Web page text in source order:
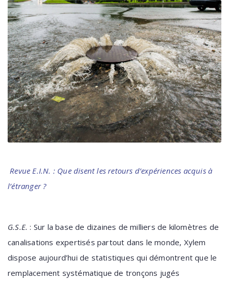
Revue E.I.N. : Que disent les retours d’expériences acquis à
l’étranger ?
G.S.E. : Sur la base de dizaines de milliers de kilomètres de
canalisations expertisés partout dans le monde, Xylem
dispose aujourd’hui de statistiques qui démontrent que le
remplacement systématique de tronçons jugés